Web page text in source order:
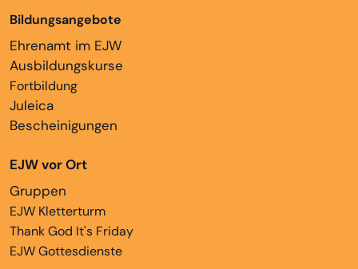
Bildungsangebote
Ehrenamt im EJW
Ausbildungskurse
Fortbildung
Juleica
Bescheinigungen
EJW vor Ort
Gruppen
EJW Kletterturm
Thank God It's Friday
EJW Gottesdienste